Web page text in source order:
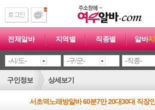
전체알바 지역별 직종별 알바
구인정보 상세보기
서초역노래방알바 60분7만 20대30대 직장